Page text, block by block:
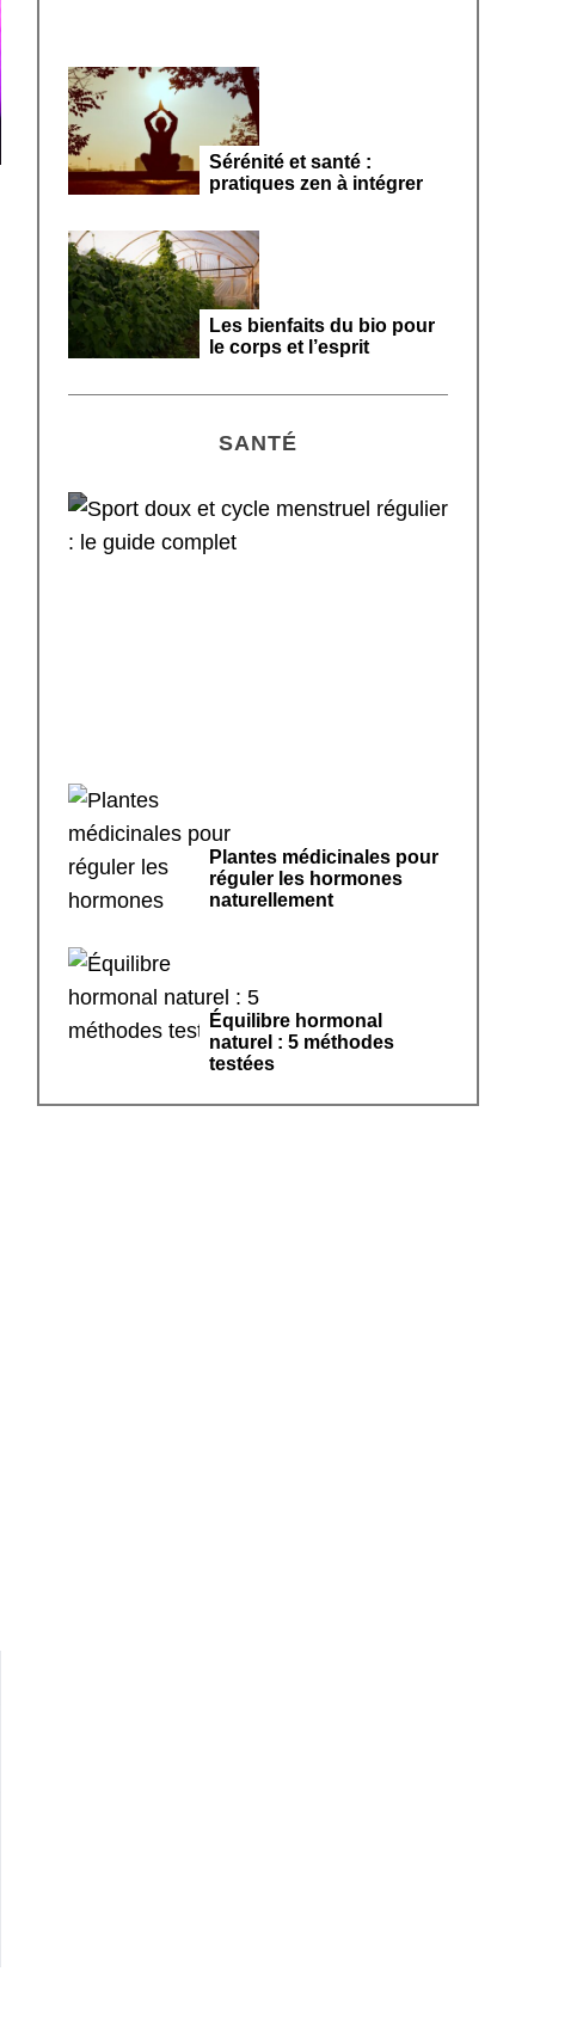
Sérénité et santé :
pratiques zen à intégrer
Les bienfaits du bio pour
le corps et l’esprit
SANTÉ
Plantes médicinales pour
réguler les hormones
naturellement
Équilibre hormonal
naturel : 5 méthodes
testées